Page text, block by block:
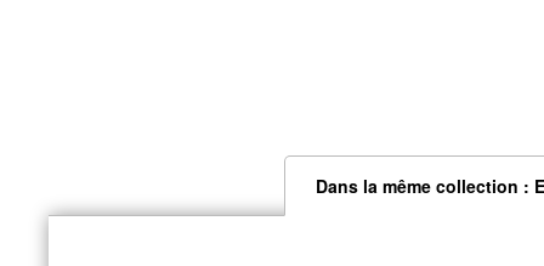
Dans la même collection :